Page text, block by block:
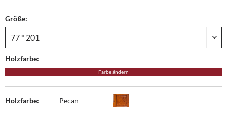
Größe:
Holzfarbe:
Farbe ändern
Holzfarbe: Pecan